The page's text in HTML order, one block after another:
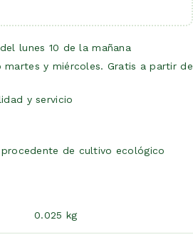
lunes 10 de la mañana
martes y miércoles. Gratis a partir de
y servicio
de cultivo ecológico
0.025 kg